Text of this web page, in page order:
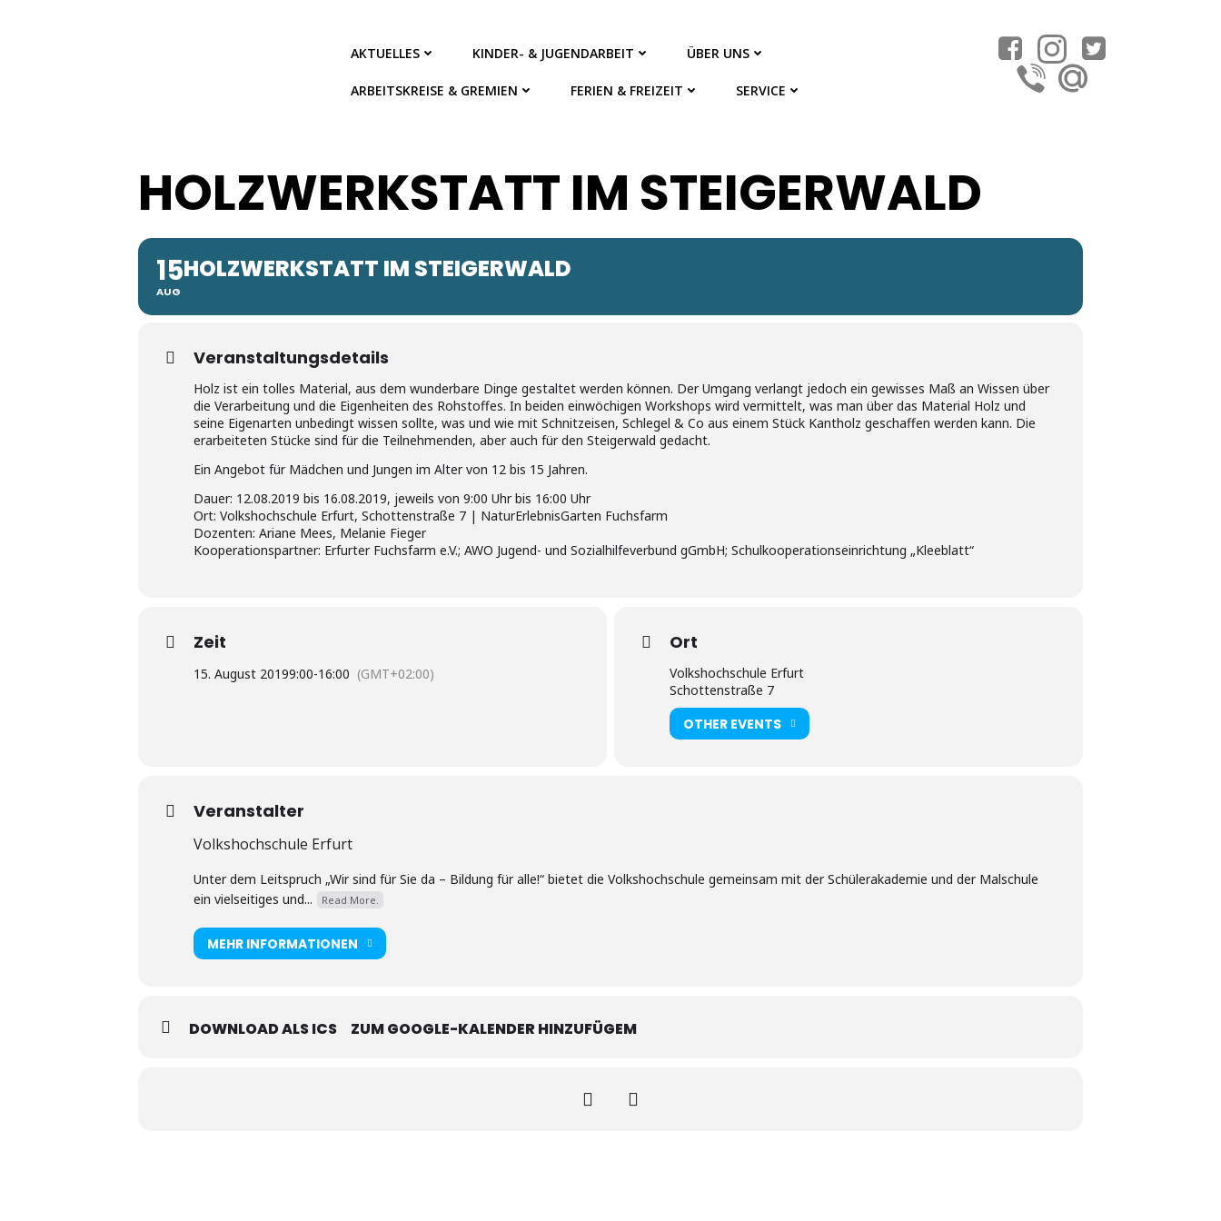
AKTUELLES KINDER- & JUGENDARBEIT ÜBER UNS
ARBEITSKREISE & GREMIEN FERIEN & FREIZEIT SERVICE
HOLZWERKSTATT IM STEIGERWALD
15
AUG
HOLZWERKSTATT IM STEIGERWALD
Veranstaltungsdetails
Holz ist ein tolles Material, aus dem wunderbare Dinge gestaltet werden können. Der Umgang verlangt jedoch ein gewisses Maß an Wissen über
die Verarbeitung und die Eigenheiten des Rohstoffes. In beiden einwöchigen Workshops wird vermittelt, was man über das Material Holz und
seine Eigenarten unbedingt wissen sollte, was und wie mit Schnitzeisen, Schlegel & Co aus einem Stück Kantholz geschaffen werden kann. Die
erarbeiteten Stücke sind für die Teilnehmenden, aber auch für den Steigerwald gedacht.
Ein Angebot für Mädchen und Jungen im Alter von 12 bis 15 Jahren.
Dauer: 12.08.2019 bis 16.08.2019, jeweils von 9:00 Uhr bis 16:00 Uhr
Ort: Volkshochschule Erfurt, Schottenstraße 7 | NaturErlebnisGarten Fuchsfarm
Dozenten: Ariane Mees, Melanie Fieger
Kooperationspartner: Erfurter Fuchsfarm e.V.; AWO Jugend- und Sozialhilfeverbund gGmbH; Schulkooperationseinrichtung „Kleeblatt“
Zeit
15. August 20199:00-16:00 (GMT+02:00)
Ort
Volkshochschule Erfurt
Schottenstraße 7
OTHER EVENTS
Veranstalter
Volkshochschule Erfurt
Unter dem Leitspruch „Wir sind für Sie da – Bildung für alle!“ bietet die Volkshochschule gemeinsam mit der Schülerakademie und der Malschule
ein vielseitiges und...
Read More.
MEHR INFORMATIONEN
DOWNLOAD ALS ICS ZUM GOOGLE-KALENDER HINZUFÜGEM